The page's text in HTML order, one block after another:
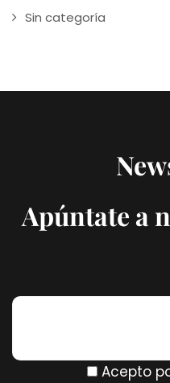
Sin categoría
Apúntate a
Acepto